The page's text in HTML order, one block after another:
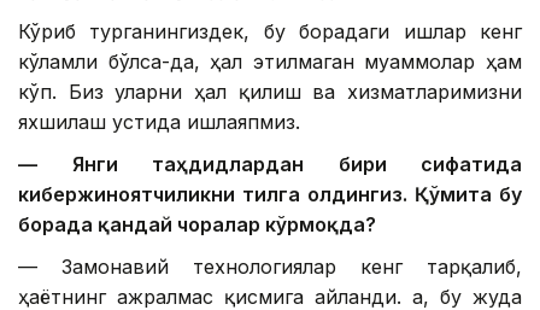
Кўриб турганингиздек, бу борадаги ишлар кенг
кўламли бўлса-да, ҳал этилмаган муаммолар ҳам
кўп. Биз уларни ҳал қилиш ва хизматларимизни
яхшилаш устида ишлаяпмиз.
— Янги таҳдидлардан бири сифатида
кибержиноятчиликни тилга олдингиз. Қўмита бу
борада қандай чоралар кўрмоқда?
— Замонавий технологиялар кенг тарқалиб,
ҳаётнинг ажралмас қисмига айланди. Ҳа, бу жуда